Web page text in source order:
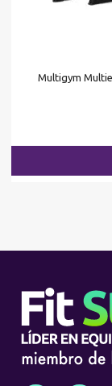
Multigym